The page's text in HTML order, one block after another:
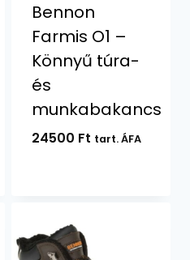
Bennon
Farmis O1 –
Könnyű túra-
és
munkabakancs
24500 Ft tart. ÁFA